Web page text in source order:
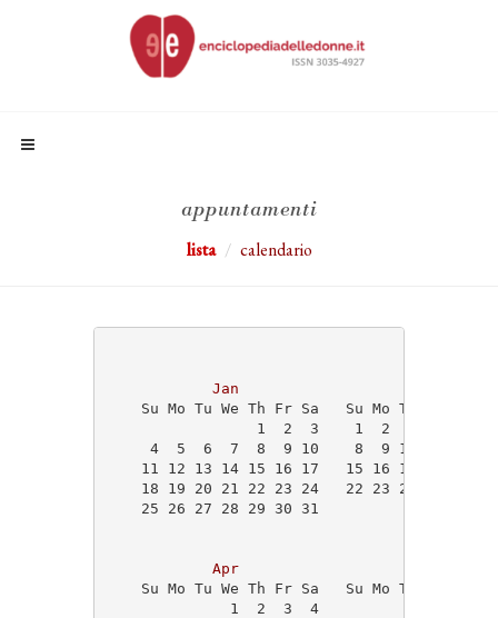
appuntamenti
lista calendario
Jan
Su Mo Tu We Th Fr Sa   Su Mo Tu We Th
1  2  3    1  2  3  4  5
4  5  6  7  8  9 10    8  9 10 11 12
11 12 13 14 15 16 17   15 16 17 18 19
18 19 20 21 22 23 24   22 23 24 25 26
25 26 27 28 29 30 31
Apr
Su Mo Tu We Th Fr Sa   Su Mo Tu We Th
1  2  3  4